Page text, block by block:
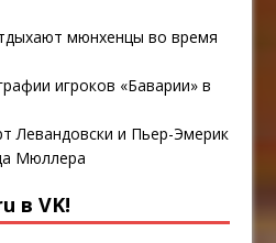
мюнхенцы во время
игроков «Баварии» в
Левандовски и Пьер-Эмерик
Мюллера
в VK!